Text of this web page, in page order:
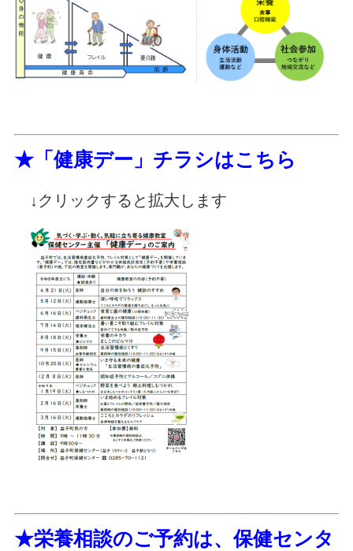
★「健康デー」チラシはこちら
↓クリックすると拡大します
★栄養相談のご予約は、保健センタ